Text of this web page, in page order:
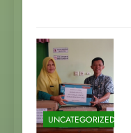
UNCATEGORIZED